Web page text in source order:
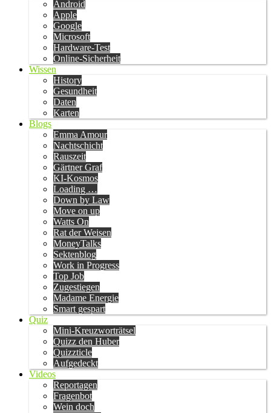
Android
Apple
Google
Microsoft
Hardware-Test
Online-Sicherheit
Wissen
History
Gesundheit
Daten
Karten
Blogs
Emma Amour
Nachtschicht
Rauszeit
Gärtner Graf
KI-Kosmos
Loading …
Down by Law
Move on up
Watts On
Rat der Weisen
MoneyTalks
Sektenblog
Work in Progress
Top Job
Zugestiegen
Madame Energie
Smart gespart
Quiz
Mini-Kreuzworträtsel
Quizz den Huber
Quizzticle
Aufgedeckt
Videos
Reportagen
Fragenbot
Wein doch